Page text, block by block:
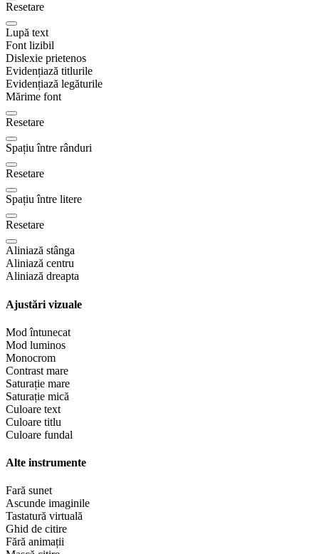
Resetare
Lupă text
Font lizibil
Dislexie prietenos
Evidențiază titlurile
Evidențiază legăturile
Mărime font
Resetare
Spațiu între rânduri
Resetare
Spațiu între litere
Resetare
Aliniază stânga
Aliniază centru
Aliniază dreapta
Ajustări vizuale
Mod întunecat
Mod luminos
Monocrom
Contrast mare
Saturație mare
Saturație mică
Culoare text
Culoare titlu
Culoare fundal
Alte instrumente
Fară sunet
Ascunde imaginile
Tastatură virtuală
Ghid de citire
Fără animații